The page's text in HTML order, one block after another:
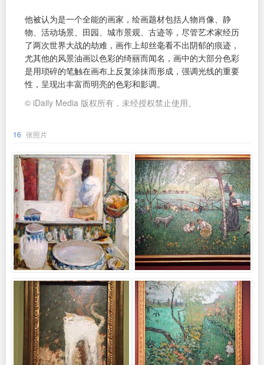
他被认为是一个全能的画家，绘画题材包括人物肖像、静
物、活动场景、田园、城市景观、古迹等，尽管艺术家经历
了两次世界大战的劫难，画作上却丝毫看不出阴郁的痕迹，
尤其他的风景油画以色彩的绮丽而闻名，画中的大部分色彩
是用琐碎的笔触在画布上反复涂抹而形成，强调光线的重要
性，呈现出丰富而明亮的色彩和影调。
© iDaily Media 版权所有，未经授权禁止使用。
16 张照片